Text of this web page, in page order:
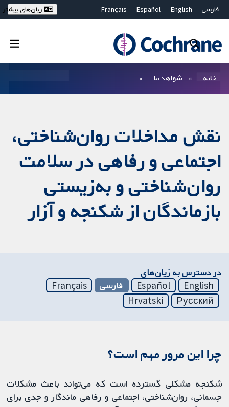
فارسی English
Español
Français
Bahasa Malaysia
ไทย
繁體中文
زبان‌های بیشتر
خانه شواهد ما
نقش مداخلات روان‌شناختی،
اجتماعی و رفاهی در سلامت
روان‌شناختی و به‌زیستی
بازماندگان از شکنجه و آزار
در دسترس به زیان‌های
English
Español فارسی
Français
Русский
Hrvatski
چرا این مرور مهم است؟
شکنجه مشکلی گسترده است که می‌تواند باعث مشکلات
جسمانی، روان‌شناختی، اجتماعی و رفاهی ماندگار و جدی برای